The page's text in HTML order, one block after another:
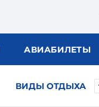
АВИАБИЛЕТЫ
ВИДЫ ОТДЫХА